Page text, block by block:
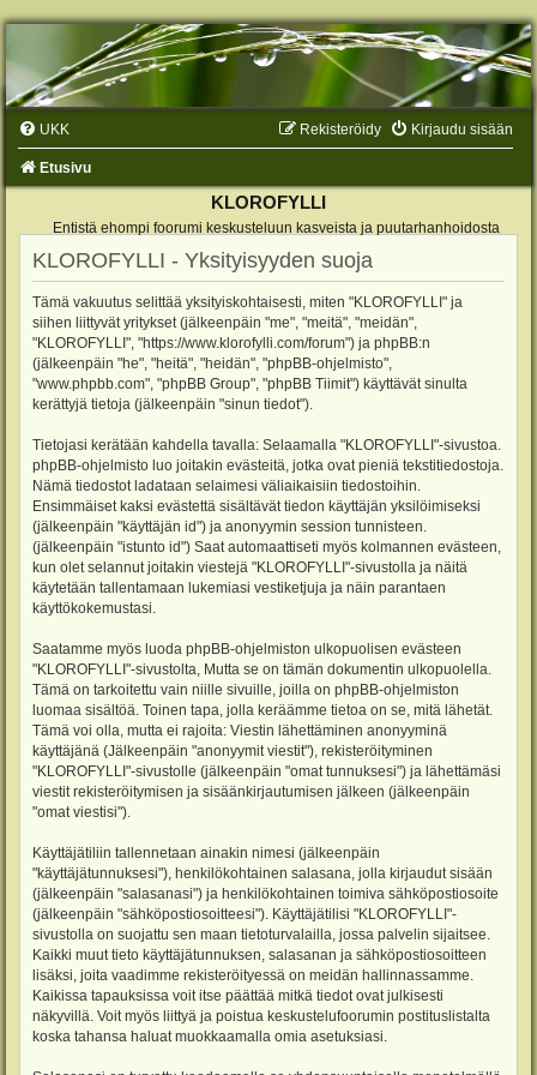
UKK Kirjaudu sisään
Rekisteröidy
Etusivu
KLOROFYLLI
Entistä ehompi foorumi keskusteluun kasveista ja puutarhanhoidosta
KLOROFYLLI - Yksityisyyden suoja
Tämä vakuutus selittää yksityiskohtaisesti, miten "KLOROFYLLI" ja
siihen liittyvät yritykset (jälkeenpäin "me", "meitä", "meidän",
"KLOROFYLLI", "https://www.klorofylli.com/forum") ja phpBB:n
(jälkeenpäin "he", "heitä", "heidän", "phpBB-ohjelmisto",
"www.phpbb.com", "phpBB Group", "phpBB Tiimit") käyttävät sinulta
kerättyjä tietoja (jälkeenpäin "sinun tiedot").
Tietojasi kerätään kahdella tavalla: Selaamalla "KLOROFYLLI"-sivustoa.
phpBB-ohjelmisto luo joitakin evästeitä, jotka ovat pieniä tekstitiedostoja.
Nämä tiedostot ladataan selaimesi väliaikaisiin tiedostoihin.
Ensimmäiset kaksi evästettä sisältävät tiedon käyttäjän yksilöimiseksi
(jälkeenpäin "käyttäjän id") ja anonyymin session tunnisteen.
(jälkeenpäin "istunto id") Saat automaattiseti myös kolmannen evästeen,
kun olet selannut joitakin viestejä "KLOROFYLLI"-sivustolla ja näitä
käytetään tallentamaan lukemiasi vestiketjuja ja näin parantaen
käyttökokemustasi.
Saatamme myös luoda phpBB-ohjelmiston ulkopuolisen evästeen
"KLOROFYLLI"-sivustolta, Mutta se on tämän dokumentin ulkopuolella.
Tämä on tarkoitettu vain niille sivuille, joilla on phpBB-ohjelmiston
luomaa sisältöä. Toinen tapa, jolla keräämme tietoa on se, mitä lähetät.
Tämä voi olla, mutta ei rajoita: Viestin lähettäminen anonyyminä
käyttäjänä (Jälkeenpäin "anonyymit viestit"), rekisteröityminen
"KLOROFYLLI"-sivustolle (jälkeenpäin "omat tunnuksesi") ja lähettämäsi
viestit rekisteröitymisen ja sisäänkirjautumisen jälkeen (jälkeenpäin
"omat viestisi").
Käyttäjätiliin tallennetaan ainakin nimesi (jälkeenpäin
"käyttäjätunnuksesi"), henkilökohtainen salasana, jolla kirjaudut sisään
(jälkeenpäin "salasanasi") ja henkilökohtainen toimiva sähköpostiosoite
(jälkeenpäin "sähköpostiosoitteesi"). Käyttäjätilisi "KLOROFYLLI"-
sivustolla on suojattu sen maan tietoturvalailla, jossa palvelin sijaitsee.
Kaikki muut tieto käyttäjätunnuksen, salasanan ja sähköpostiosoitteen
lisäksi, joita vaadimme rekisteröityessä on meidän hallinnassamme.
Kaikissa tapauksissa voit itse päättää mitkä tiedot ovat julkisesti
näkyvillä. Voit myös liittyä ja poistua keskustelufoorumin postituslistalta
koska tahansa haluat muokkaamalla omia asetuksiasi.